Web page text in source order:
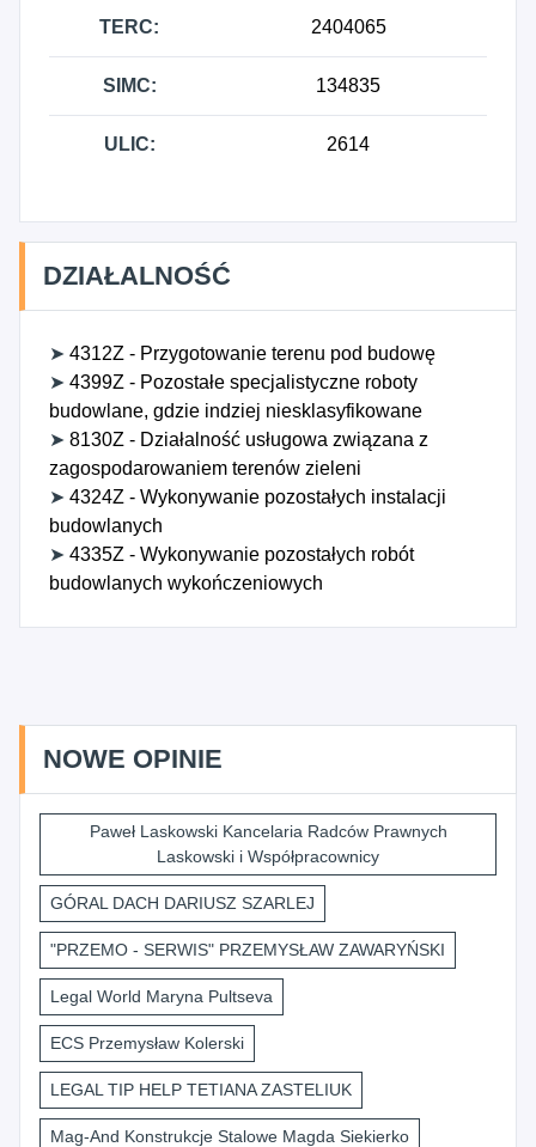
TERC: 2404065
SIMC: 134835
ULIC: 2614
DZIAŁALNOŚĆ
➤ 4312Z - Przygotowanie terenu pod budowę
➤ 4399Z - Pozostałe specjalistyczne roboty
budowlane, gdzie indziej niesklasyfikowane
➤ 8130Z - Działalność usługowa związana z
zagospodarowaniem terenów zieleni
➤ 4324Z - Wykonywanie pozostałych instalacji
budowlanych
➤ 4335Z - Wykonywanie pozostałych robót
budowlanych wykończeniowych
NOWE OPINIE
Paweł Laskowski Kancelaria Radców Prawnych
Laskowski i Współpracownicy
GÓRAL DACH DARIUSZ SZARLEJ
"PRZEMO - SERWIS" PRZEMYSŁAW ZAWARYŃSKI
Legal World Maryna Pultseva
ECS Przemysław Kolerski
LEGAL TIP HELP TETIANA ZASTELIUK
Mag-And Konstrukcje Stalowe Magda Siekierko